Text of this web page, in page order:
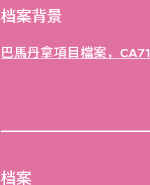
档案背景
巴馬丹拿項目檔案，CA71
档案